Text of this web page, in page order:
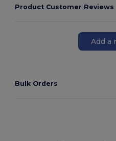
Product Customer Reviews
Add a
Bulk Orders